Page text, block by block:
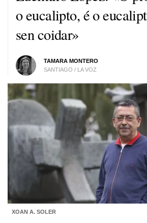
o eucalipto, é o
sen coidar»
TAMARA MONTERO
SANTIAGO / LA VOZ
XOAN A. SOLER